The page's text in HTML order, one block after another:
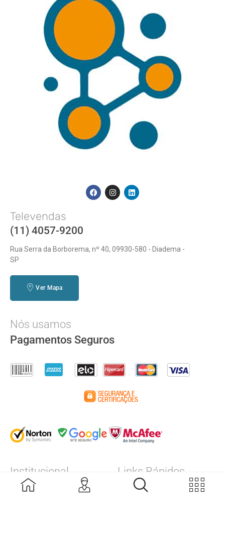
Televendas
(11) 4057-9200
Rua Serra da Borborema, nº 40, 09930-580 - Diadema -
SP
Ver Mapa
Nós usamos
Pagamentos Seguros
Institucional
A Empresa
Links Rápidos
Calibração